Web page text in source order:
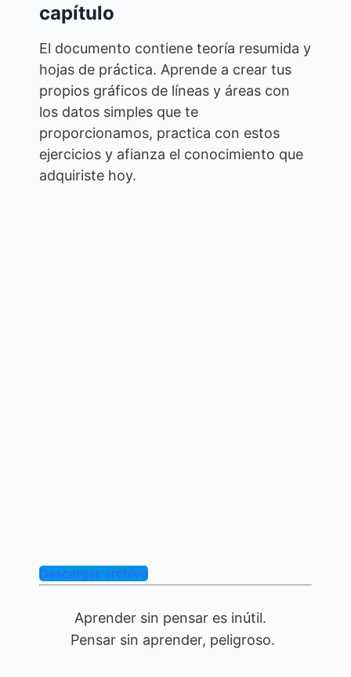
capítulo
El documento contiene teoría resumida y
hojas de práctica. Aprende a crear tus
propios gráficos de líneas y áreas con
los datos simples que te
proporcionamos, practica con estos
ejercicios y afianza el conocimiento que
adquiriste hoy.
Descargar archivo
Aprender sin pensar es inútil.
Pensar sin aprender, peligroso.